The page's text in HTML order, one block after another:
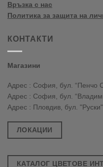
Връзка с нас
Политика за защита на
КОНТАКТИ
Магазини
Адрес : София, бул. “Пенчо
Адрес : София, бул.
Адрес : Пловдив, бул.
ЛОКАЦИИ
КАТАЛОГ ЦВЕТОВЕ